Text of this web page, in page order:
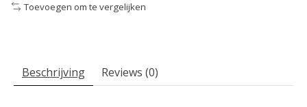
Toevoegen om te vergelijken
Beschrijving Reviews (0)